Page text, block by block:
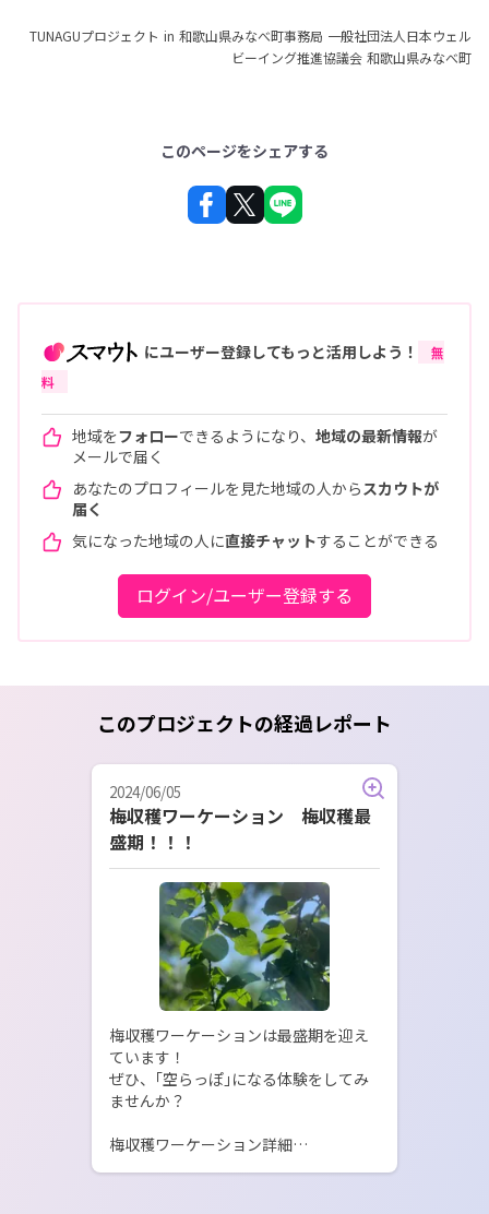
TUNAGUプロジェクト in 和歌山県みなべ町事務局 一般社団法人日本ウェル
ビーイング推進協議会 和歌山県みなべ町
このページをシェアする
にユーザー登録してもっと活用しよう！
無
料
地域をフォローできるようになり、 地域の最新情報が
メールで届く
あなたのプロフィールを見た地域の人から スカウトが
届く
気になった地域の人に直接チャットすることができる
ログイン/ユーザー登録する
このプロジェクトの経過レポート
2024/06/05
梅収穫ワーケーション 梅収穫最
盛期！！！
梅収穫ワーケーションは最盛期を迎え
ています！
ぜひ、｢空らっぽ｣になる体験をしてみ
ませんか？
梅収穫ワーケーション詳細